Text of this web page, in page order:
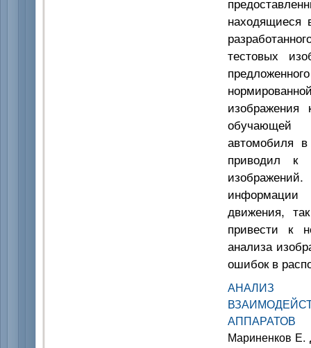
находящиеся
тестовых
обучающей
автомобиля
приводил к
информации
движения,
привести к
анализа
ошибок в
АНАЛИЗ
АППАРАТОВ
Мариненков